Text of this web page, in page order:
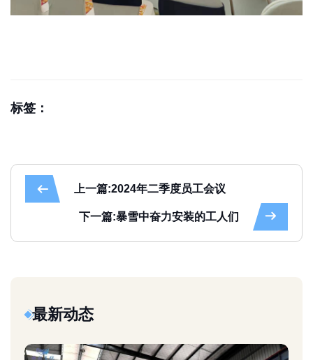
标签：
上一篇:2024年二季度员工会议
下一篇:暴雪中奋力安装的工人们
最新动态